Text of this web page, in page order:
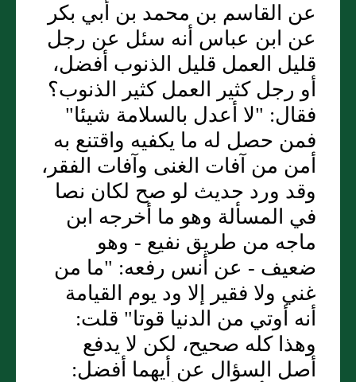
عن القاسم بن محمد بن أبي بكر
عن ابن عباس أنه سئل عن رجل
قليل العمل قليل الذنوب أفضل،
أو رجل كثير العمل كثير الذنوب؟
فقال: "لا أعدل بالسلامة شيئا"
فمن حصل له ما يكفيه واقتنع به
أمن من آفات الغنى وآفات الفقر،
وقد ورد حديث لو صح لكان نصا
في المسألة وهو ما أخرجه ابن
ماجه من طريق نفيع - وهو
ضعيف - عن أنس رفعه: "ما من
غني ولا فقير إلا ود يوم القيامة
أنه أوتي من الدنيا قوتا" قلت:
وهذا كله صحيح، لكن لا يدفع
أصل السؤال عن أيهما أفضل: